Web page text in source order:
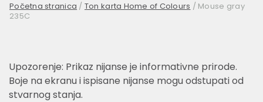
Početna stranica / Ton karta Home of Colours / Mouse gray
235C
Upozorenje: Prikaz nijanse je informativne prirode.
Boje na ekranu i ispisane nijanse mogu odstupati od
stvarnog stanja.